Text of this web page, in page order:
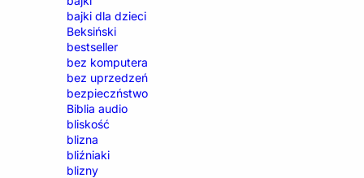
bajki dla dzieci
Beksiński
bestseller
bez komputera
bez uprzedzeń
bezpieczństwo
Biblia audio
bliskość
blizna
bliźniaki
blizny